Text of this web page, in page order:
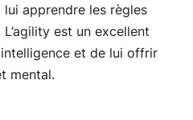
lui apprendre les règles
est un excellent
et de lui offrir
mental.